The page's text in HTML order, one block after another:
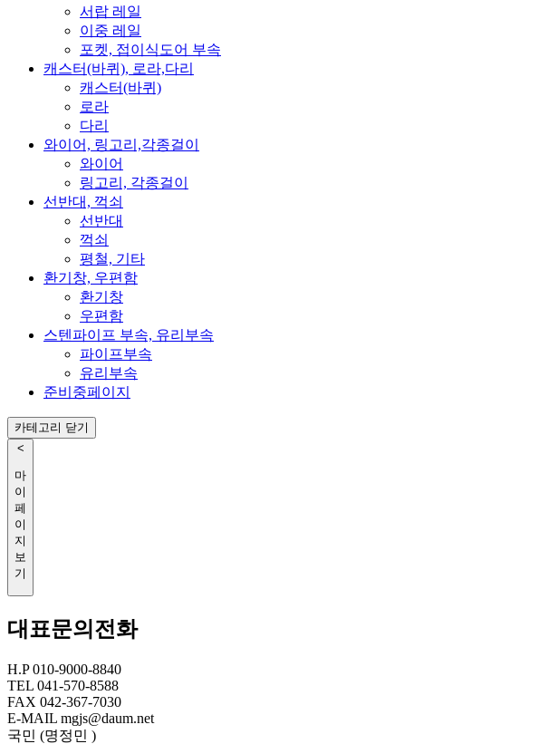
서랍 레일
이중 레일
포켓, 접이식도어 부속
캐스터(바퀴), 로라,다리
캐스터(바퀴)
로라
다리
와이어, 링고리,각종걸이
와이어
링고리, 각종걸이
선반대, 꺽쇠
선반대
꺽쇠
평철, 기타
환기창, 우편함
환기창
우편함
스텐파이프 부속, 유리부속
파이프부속
유리부속
준비중페이지
카테고리 닫기
<
마
이
페
이
지
보
기
대표문의전화
H.P 010-9000-8840
TEL 041-570-8588
FAX 042-367-7030
E-MAIL mgjs@daum.net
국민 (명정민 )